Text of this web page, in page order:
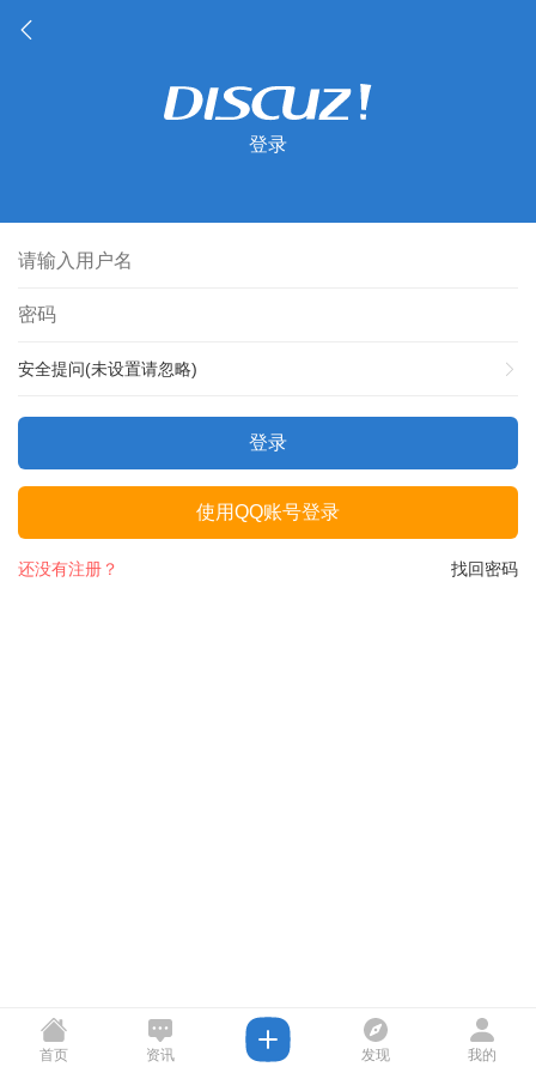
登录
安全提问(未设置请忽略)
登录
使用QQ账号登录
找回密码
还没有注册？
首页 资讯 发现 我的